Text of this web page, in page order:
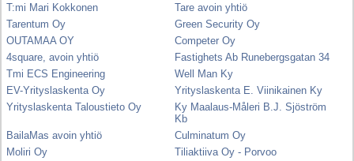
T:mi Mari Kokkonen
Tare avoin yhtiö
Tarentum Oy
Green Security Oy
OUTAMAA OY
Competer Oy
4square, avoin yhtiö
Fastighets Ab Runebergsgatan 34
Tmi ECS Engineering
Well Man Ky
EV-Yrityslaskenta Oy
Yrityslaskenta E. Viinikainen Ky
Yrityslaskenta Taloustieto Oy
Ky Maalaus-Måleri B.J. Sjöström
Kb
BailaMas avoin yhtiö
Culminatum Oy
Moliri Oy
Tiliaktiiva Oy - Porvoo